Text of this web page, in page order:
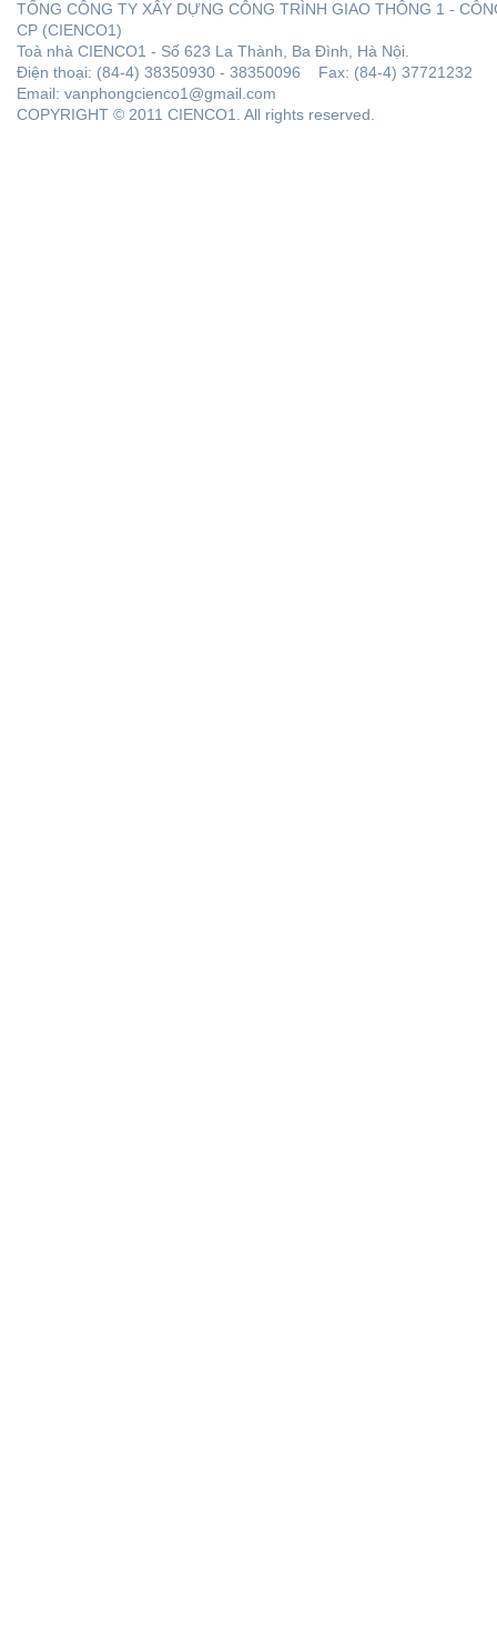
TỔNG CÔNG TY XÂY DỰNG CÔNG TRÌNH GIAO THÔNG 1 -
CP (CIENCO1)
Toà nhà CIENCO1 - Số 623 La Thành, Ba Đình, Hà Nội.
Điện thoại: (84-4) 38350930 - 38350096 Fax: (84-4) 37721232
Email: vanphongcienco1@gmail.com
COPYRIGHT © 2011 CIENCO1. All rights reserved.